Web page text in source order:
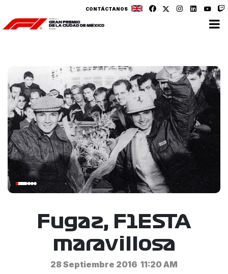
CONTÁCTANOS
Fugaz, F1ESTA
maravillosa
28 Septiembre 2016 11:20 AM